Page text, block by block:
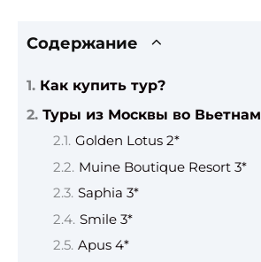
Содержание
Как купить тур?
Туры из Москвы во Вьетнам
Golden Lotus 2*
Muine Boutique Resort 3*
Saphia 3*
Smile 3*
Apus 4*